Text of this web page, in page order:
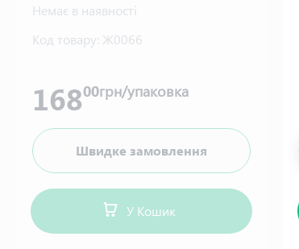
Немає в наявності
Код товару: Ж0066
16800грн/упаковка
Швидке замовлення
У Кошик